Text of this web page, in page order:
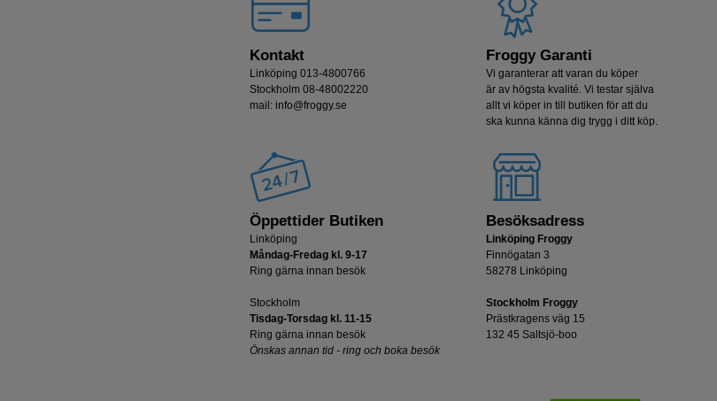
Kontakt
Linköping 013-4800766
Stockholm 08-48002220
mail: info@froggy.se
Froggy Garanti
Vi garanterar att varan du köper
är av högsta kvalité. Vi testar själva
allt vi köper in till butiken för att du
ska kunna känna dig trygg i ditt köp.
Öppettider Butiken
Linköping
Måndag-Fredag kl. 9-17
Ring gärna innan besök
Stockholm
Tisdag-Torsdag kl. 11-15
Ring gärna innan besök
Önskas annan tid - ring och boka besök
Besöksadress
Linköping Froggy
Finnögatan 3
58278 Linköping
Stockholm Froggy
Prästkragens väg 15
132 45 Saltsjö-boo